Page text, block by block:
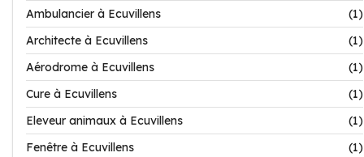
Ambulancier à Ecuvillens
(1)
Architecte à Ecuvillens
(1)
Aérodrome à Ecuvillens
(1)
Cure à Ecuvillens
(1)
Eleveur animaux à Ecuvillens
(1)
Fenêtre à Ecuvillens
(1)